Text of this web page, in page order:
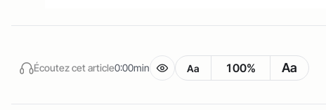
Écoutez cet article0:00min Aa 100% Aa